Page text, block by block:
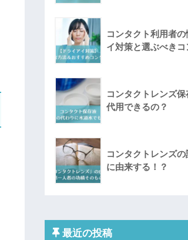
コンタクト利用者
イ対策と選ぶべき
コンタクトレンズ
代用できるの？
コンタクトレンズ
に由来する！？
最近の投稿